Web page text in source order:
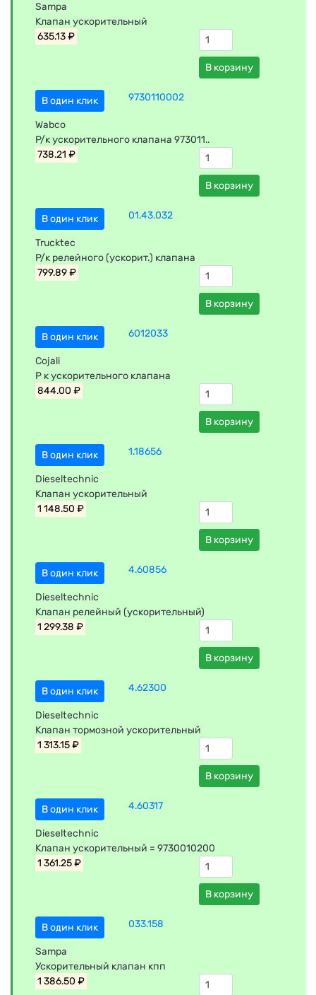
Sampa
Клапан ускорительный
635.13 ₽
В корзину
В один клик 9730110002
Wabco
Р/к ускорительного клапана 973011..
738.21 ₽
В корзину
В один клик 01.43.032
Trucktec
Р/к релейного (ускорит.) клапана
799.89 ₽
В корзину
В один клик 6012033
Cojali
Р к ускорительного клапана
844.00 ₽
В корзину
В один клик 1.18656
Dieseltechnic
Клапан ускорительный
1 148.50 ₽
В корзину
В один клик 4.60856
Dieseltechnic
Клапан релейный (ускорительный)
1 299.38 ₽
В корзину
В один клик 4.62300
Dieseltechnic
Клапан тормозной ускорительный
1 313.15 ₽
В корзину
В один клик 4.60317
Dieseltechnic
Клапан ускорительный = 9730010200
1 361.25 ₽
В корзину
В один клик 033.158
Sampa
Ускорительный клапан кпп
1 386.50 ₽